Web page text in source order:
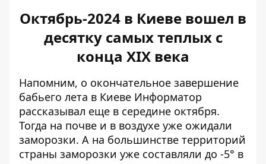
Октябрь-2024 в Киеве вошел в
десятку самых теплых с
конца XIX века
Напомним, о окончательное завершение
бабьего лета в Киеве Информатор
рассказывал еще в середине октября.
Тогда на почве и в воздухе уже ожидали
заморозки. А на большинстве территорий
страны заморозки уже составляли до -5° в